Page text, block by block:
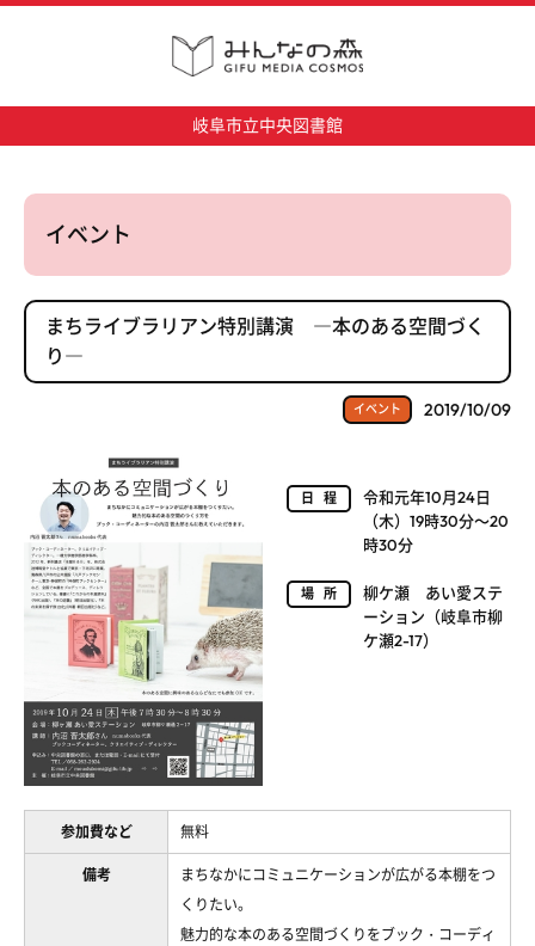
岐阜市立中央図書館
イベント
まちライブラリアン特別講演 ―本のある空間づく
り―
イベント 2019/10/09
日程
令和元年10月24日
（木）19時30分～20
時30分
場所
柳ケ瀬 あい愛ステ
ーション（岐阜市柳
ケ瀬2-17）
参加費など 無料
備考
まちなかにコミュニケーションが広がる本棚をつ
くりたい。
魅力的な本のある空間づくりをブック・コーディ